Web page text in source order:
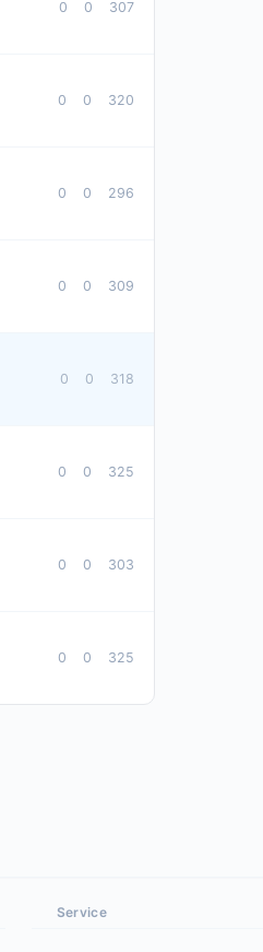
0 0 307
0 0 320
0 0 296
0 0 309
0 0 318
0 0 325
0 0 303
0 0 325
Service